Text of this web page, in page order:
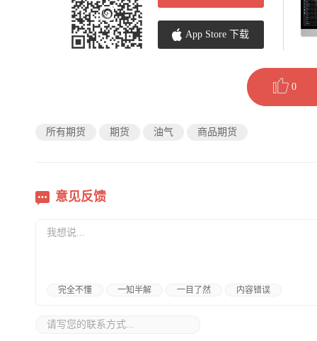
App Store 下载
0
所有期货 期货 油气 商品期货
意见反馈
完全不懂 一知半解 一目了然 内容错误